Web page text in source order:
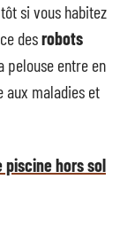
si vous habitez
desrobots
pelouse entre en
maladies et
piscine hors sol